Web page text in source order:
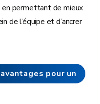
permettant de mieux
de l’équipe et d’ancrer
pour un